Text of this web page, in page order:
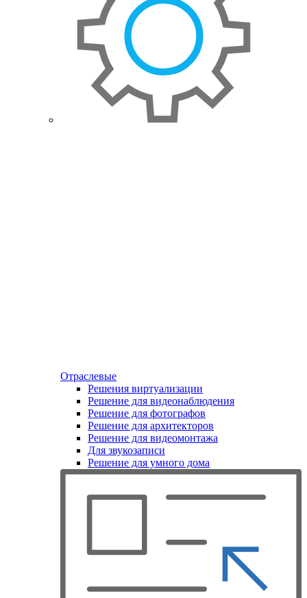
Отраслевые
Решения виртуализации
Решение для видеонаблюдения
Решение для фотографов
Решение для архитекторов
Решение для видеомонтажа
Для звукозаписи
Решение для умного дома